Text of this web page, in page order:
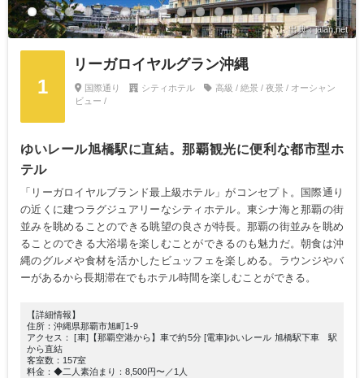
出典：jalan.net
1
リーガロイヤルグラン沖縄
国際通り シティホテル
高級 / 絶景 / 夜景 / オーシャン
ビュー /
ゆいレール旭橋駅に直結。那覇観光に便利な都市型ホ
テル
「リーガロイヤルブランド最上級ホテル」がコンセプト。国際通り
の近くに建つラグジュアリーなシティホテル。東シナ海と那覇の街
並みを眺めることのできる眺望の良さが特長。那覇の街並みを眺め
ることのできる大浴場を楽しむことができるのも魅力だ。朝食は沖
縄のグルメや食材を活かしたビュッフェを楽しめる。ラウンジやバ
ーがあるから長期滞在でもホテル時間を楽しむことができる。
【詳細情報】
住所：沖縄県那覇市旭町1-9
アクセス： [車]【那覇空港から】車で約5分 [電車]ゆいレール 旭橋駅下車 駅
から直結
客室数：157室
料金：◆二人素泊まり：8,500円〜／1人